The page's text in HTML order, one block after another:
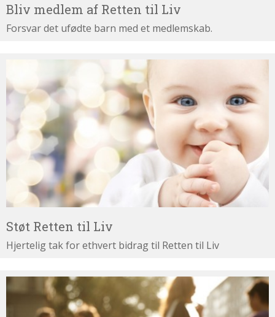
Bliv medlem af Retten til Liv
Forsvar det ufødte barn med et medlemskab.
Retten
til
Liv
Støt Retten til Liv
Hjertelig tak for ethvert bidrag til Retten til Liv
Test
dine
argumenter